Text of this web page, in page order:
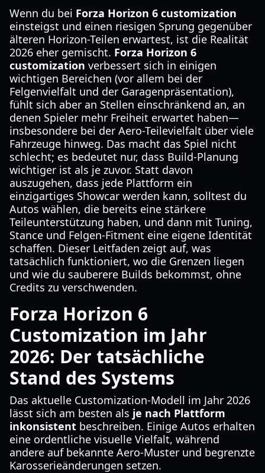
Wenn du bei Forza Horizon 6 customization
einsteigst und einen riesigen Sprung gegenüber
älteren Horizon-Teilen erwartest, ist die Realität
2026 eher gemischt. Forza Horizon 6
customization verbessert sich in einigen
wichtigen Bereichen (vor allem bei der
Felgenvielfalt und der Garagenpräsentation),
fühlt sich aber an Stellen einschränkend an, an
denen Spieler mehr Freiheit erwartet haben—
insbesondere bei der Aero-Teilevielfalt über viele
Fahrzeuge hinweg. Das macht das Spiel nicht
schlecht; es bedeutet nur, dass Build-Planung
wichtiger ist als je zuvor. Statt davon
auszugehen, dass jede Plattform ein
einzigartiges Showcar werden kann, solltest du
Autos wählen, die bereits eine stärkere
Teileunterstützung haben, und dann mit Tuning,
Stance und Felgen-Fitment eine eigene Identität
schaffen. Dieser Leitfaden zeigt auf, was
tatsächlich funktioniert, wo die Grenzen liegen
und wie du sauberere Builds bekommst, ohne
Credits zu verschwenden.
Forza Horizon 6
Customization im Jahr
2026: Der tatsächliche
Stand des Systems
Das aktuelle Customization-Modell im Jahr 2026
lässt sich am besten als je nach Plattform
inkonsistent beschreiben. Einige Autos erhalten
eine ordentliche visuelle Vielfalt, während
andere auf bekannte Aero-Muster und begrenzte
Karosserieänderungen setzen.